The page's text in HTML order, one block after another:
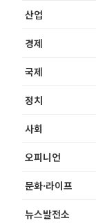
산업
경제
국제
정치
사회
오피니언
문화·라이프
뉴스발전소